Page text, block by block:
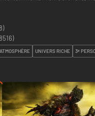
)
ATMOSPHÈRE UNIVERS RICHE 3ᵉ